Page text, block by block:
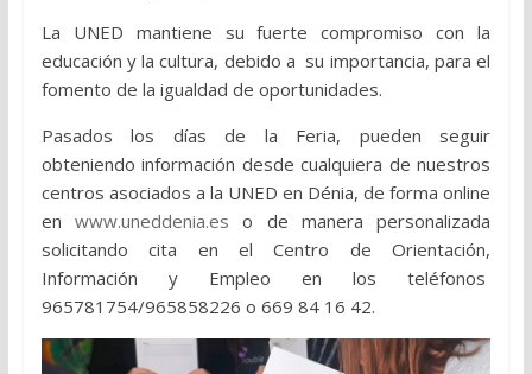
La UNED mantiene su fuerte compromiso con la
educación y la cultura, debido a su importancia, para el
fomento de la igualdad de oportunidades.
Pasados los días de la Feria, pueden seguir
obteniendo información desde cualquiera de nuestros
centros asociados a la UNED en Dénia, de forma online
enwww.uneddenia.es o de manera personalizada
solicitando cita en el Centro de Orientación,
Información y Empleo en los teléfonos
965781754/965858226 o 669 84 16 42.